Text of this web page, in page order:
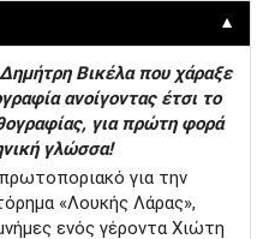
▼
Βικέλα που χάραξε
ανοίγοντας έτσι το
για πρώτη φορά
γλώσσα!
για την
«Λουκής Λάρας»,
ενός γέροντα Χιώτη